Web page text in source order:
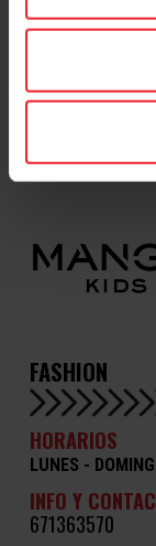
FASHION
HORARIOS
LUNES -
INFO Y
671363570